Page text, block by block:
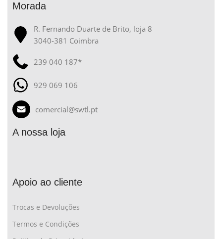
Morada
R. Fernando Duarte de Brito, loja 8
3040-381 Coimbra
239 040 187*
929 069 106
comercial@swtl.pt
A nossa loja
Apoio ao cliente
Trocas e Devoluções
Termos e Condições